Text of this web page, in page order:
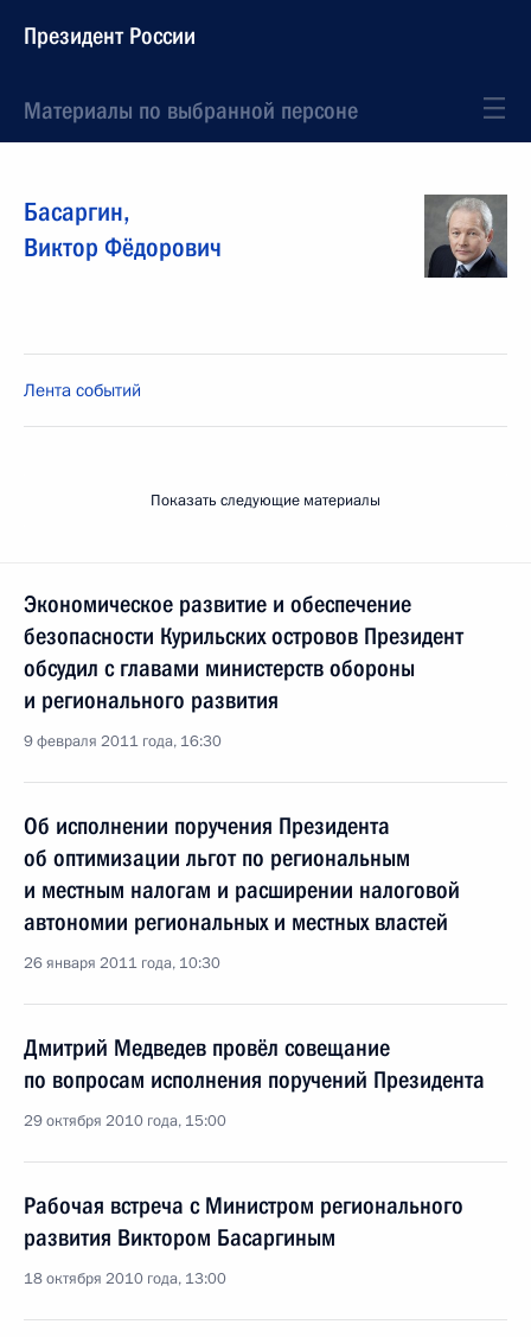
Президент России
Материалы по выбранной персоне
Басаргин,
Виктор Фёдорович
Лента событий
Показать следующие материалы
Экономическое развитие и обеспечение
безопасности Курильских островов Президент
обсудил с главами министерств обороны
и регионального развития
9 февраля 2011 года, 16:30
Об исполнении поручения Президента
об оптимизации льгот по региональным
и местным налогам и расширении налоговой
автономии региональных и местных властей
26 января 2011 года, 10:30
Дмитрий Медведев провёл совещание
по вопросам исполнения поручений Президента
29 октября 2010 года, 15:00
Рабочая встреча с Министром регионального
развития Виктором Басаргиным
18 октября 2010 года, 13:00